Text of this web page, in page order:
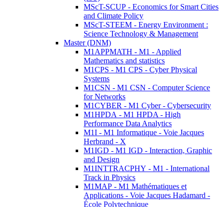
MScT-SCUP - Economics for Smart Cities
and Climate Policy
MScT-STEEM - Energy Environment :
Science Technology & Management
Master (DNM)
M1APPMATH - M1 - Applied
Mathematics and statistics
M1CPS - M1 CPS - Cyber Physical
Systems
M1CSN - M1 CSN - Computer Science
for Networks
M1CYBER - M1 Cyber - Cybersecurity
M1HPDA - M1 HPDA - High
Performance Data Analytics
M1I - M1 Informatique - Voie Jacques
Herbrand - X
M1IGD - M1 IGD - Interaction, Graphic
and Design
M1INTTRACPHY - M1 - International
Track in Physics
M1MAP - M1 Mathématiques et
Applications - Voie Jacques Hadamard -
École Polytechnique